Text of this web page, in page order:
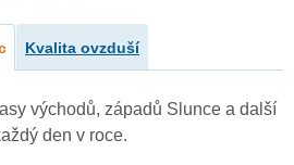
Kvalita ovzduší
východů, západů Slunce a další
den v roce.